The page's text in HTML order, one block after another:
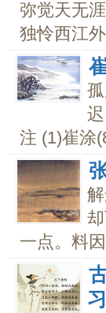
弥觉天无
独怜西江
注 (1)崔涂
一点。料